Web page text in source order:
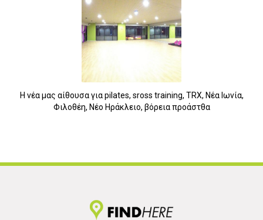
Η νέα μας αίθουσα για pilates, sross training, TRX, Νέα Ιωνία,
Φιλοθέη, Νέο Ηράκλειο, βόρεια προάστθα